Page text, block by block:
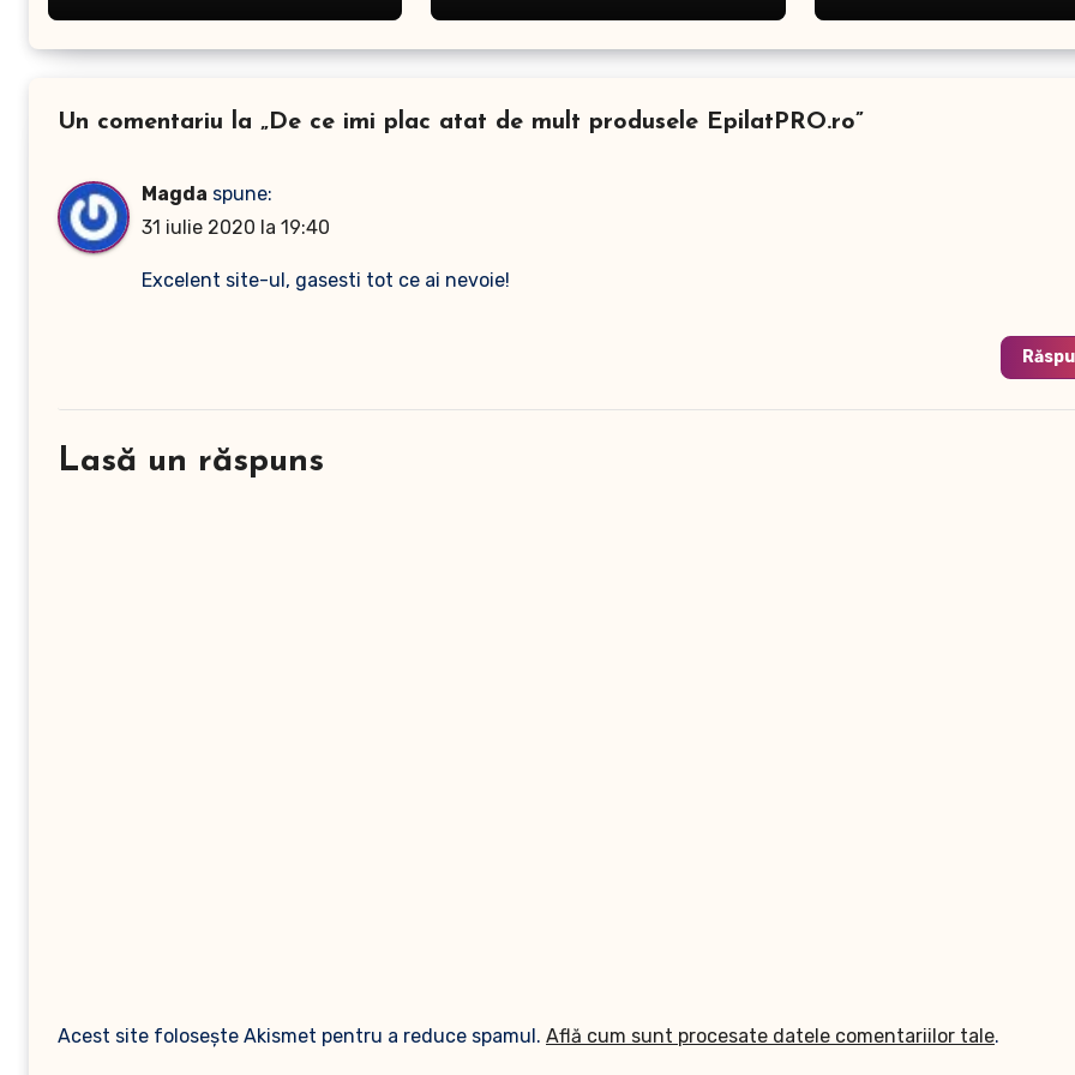
Un comentariu la „De ce imi plac atat de mult produsele EpilatPRO.ro”
Magda spune:
31 iulie 2020 la 19:40
Excelent site-ul, gasesti tot ce ai nevoie!
Lasă un răspuns
Acest site folosește Akismet pentru a reduce spamul. Află cum sunt procesate datele comentariilor tale.